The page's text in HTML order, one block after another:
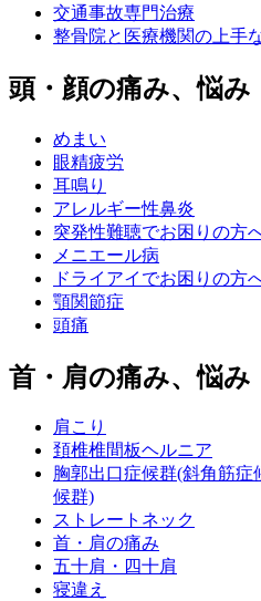
交通事故専門治療
整骨院と医療機関の上手
頭・顔の痛み、悩み
めまい
眼精疲労
耳鳴り
アレルギー性鼻炎
突発性難聴でお困りの方
メニエール病
ドライアイでお困りの方
顎関節症
頭痛
首・肩の痛み、悩み
肩こり
頚椎椎間板ヘルニア
胸郭出口症候群(斜角筋
候群)
ストレートネック
首・肩の痛み
五十肩・四十肩
寝違え